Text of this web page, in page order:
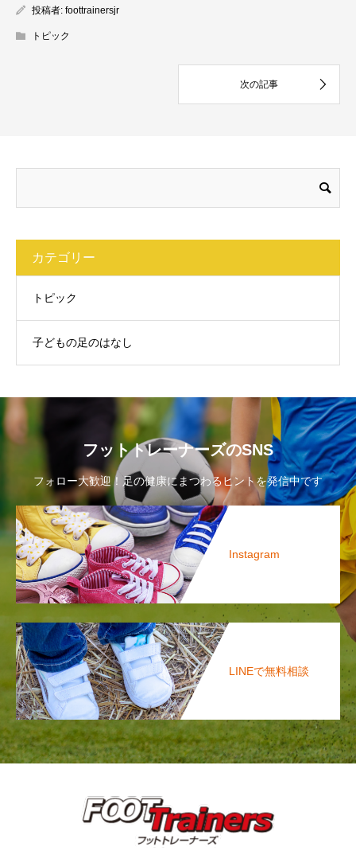
投稿者: foottrainersjr
トピック
カテゴリー
トピック
子どもの足のはなし
フットトレーナーズのSNS
フォロー大歓迎！足の健康にまつわるヒントを発信中です
Instagram
LINEで無料相談